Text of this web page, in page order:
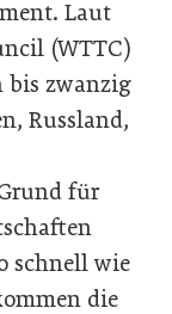
Laut
(WTTC)
bis zwanzig
Russland,
für
schnell wie
die